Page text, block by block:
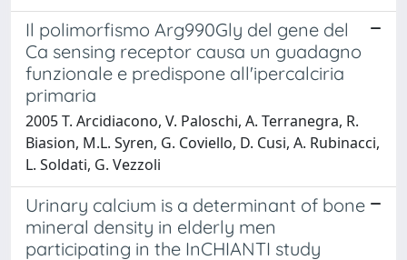
Il polimorfismo Arg990Gly del gene del
Ca sensing receptor causa un guadagno
funzionale e predispone all'ipercalciria
primaria
2005 T. Arcidiacono, V. Paloschi, A. Terranegra, R.
Biasion, M.L. Syren, G. Coviello, D. Cusi, A. Rubinacci,
L. Soldati, G. Vezzoli
Urinary calcium is a determinant of bone
mineral density in elderly men
participating in the InCHIANTI study